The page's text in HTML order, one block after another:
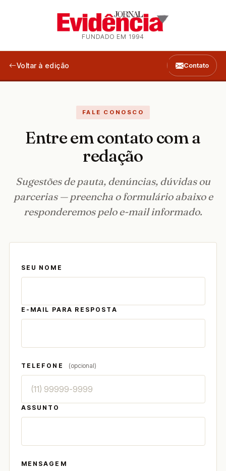
FUNDADO EM 1994
Voltar à edição Contato
FALE CONOSCO
Entre em contato com a
redação
Sugestões de pauta, denúncias, dúvidas ou
parcerias — preencha o formulário abaixo e
responderemos pelo e-mail informado.
SEU NOME
E-MAIL PARA RESPOSTA
TELEFONE (opcional)
ASSUNTO
MENSAGEM